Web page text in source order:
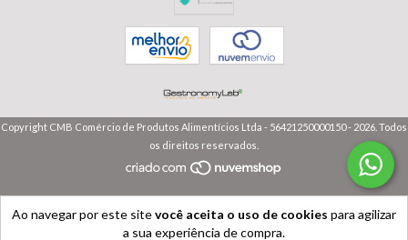
Ao navegar por este sitevocê aceita o uso de cookies para agilizar
a sua experiência de compra.
Copyright CMB Comércio de Produtos Alimentícios Ltda - 56421250000150 - 2026. Todos
os direitos reservados.